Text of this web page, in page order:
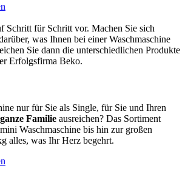
Schritt für Schritt vor. Machen Sie sich
was Ihnen bei einer Waschmaschine
Sie dann die unterschiedlichen Produkte
Erfolgsfirma Beko.
nur für Sie als Single, für Sie und Ihren
Familie ausreichen? Das Sortiment
Waschmaschine bis hin zur großen
alles, was Ihr Herz begehrt.